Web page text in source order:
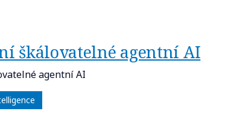
škálovatelné agentní AI
agentní AI